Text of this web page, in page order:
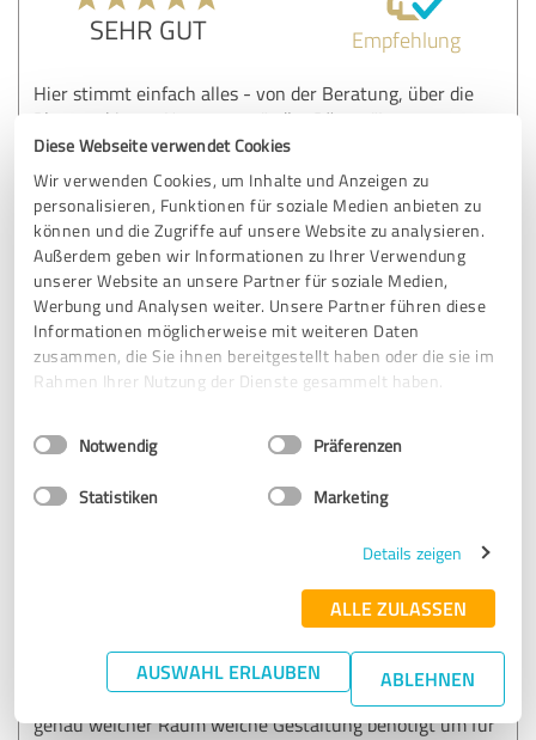
Diese Webseite verwendet Cookies
Wir verwenden Cookies, um Inhalte und Anzeigen zu
personalisieren, Funktionen für soziale Medien anbieten zu
können und die Zugriffe auf unsere Website zu analysieren.
Außerdem geben wir Informationen zu Ihrer Verwendung
unserer Website an unsere Partner für soziale Medien,
Werbung und Analysen weiter. Unsere Partner führen diese
Informationen möglicherweise mit weiteren Daten
zusammen, die Sie ihnen bereitgestellt haben oder die sie im
Rahmen Ihrer Nutzung der Dienste gesammelt haben.
Impressum Datenschutzbestimmungen
Einwilligungsauswahl
Notwendig Präferenzen
Statistiken Marketing
Details zeigen
ALLE ZULASSEN
AUSWAHL ERLAUBEN ABLEHNEN
SEHR GUT Empfehlung
Hier stimmt einfach alles - von der Beratung, über die
Planung bis zur Umsetzung "edler Räume"!
Sebastian Ruschke und sein Team bei Edle Räume
Fulda/Hünfeld leisten wirklich großartige Arbeit auf sehr
hohem Niveau, sowohl handwerklich als auch auf kreativer
und zwischenmenschlicher Ebene.
Eine absolute Empfehlung meinerseits!
Erfahrungsbericht & Bewertung zu:
Empfehlung
Wenn Kow-How auf Leistungsbereitschaft trifft, dann
steckt sicher Sebastian Ruschke dahinter. Er weiß sehr
genau welcher Raum welche Gestaltung benötigt um für